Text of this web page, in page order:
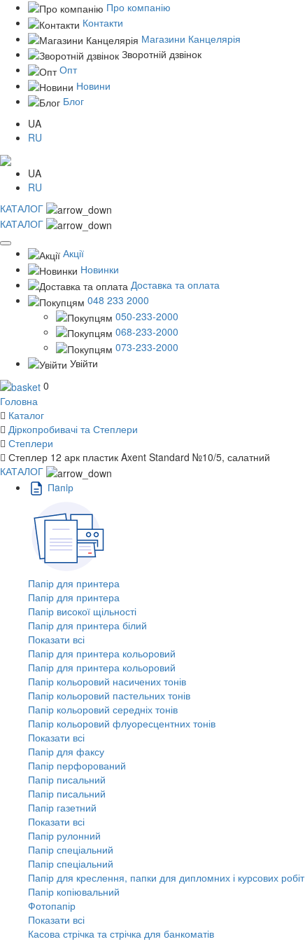
Про компанію
Контакти
Магазини Канцелярія
Зворотній дзвінок
Опт
Новини
Блог
UA
RU
UA
RU
КАТАЛОГ
КАТАЛОГ
Акції
Новинки
Доставка та оплата
048 233 2000
050-233-2000
068-233-2000
073-233-2000
Увійти
0
Головна
Каталог
Діркопробивачі та Степлери
Степлери
Степлер 12 арк пластик Axent Standard №10/5, салатний
КАТАЛОГ
Пaпiр
Папір для принтера
Папір для принтера
Папір високої щільності
Папір для принтера білий
Показати всі
Папір для принтера кольоровий
Папір для принтера кольоровий
Папір кольоровий насичених тонів
Папір кольоровий пастельних тонів
Папір кольоровий середніх тонів
Папір кольоровий флуоресцентних тонів
Показати всі
Папір для факсу
Папір перфорований
Папір писальний
Папір писальний
Папір газетний
Показати всі
Папір рулонний
Папір спеціальний
Папір спеціальний
Папір для креслення, папки для дипломних і курсових робіт
Папір копіювальний
Фотопапір
Показати всі
Касова стрічка та стрічка для банкоматів